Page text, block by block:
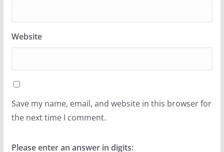
Website
Save my name, email, and website in this browser for
the next time I comment.
Please enter an answer in digits: